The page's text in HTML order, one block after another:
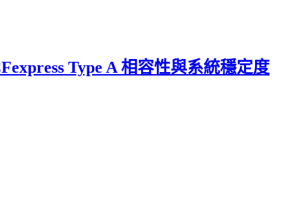
Type A 相容性與系統穩定度